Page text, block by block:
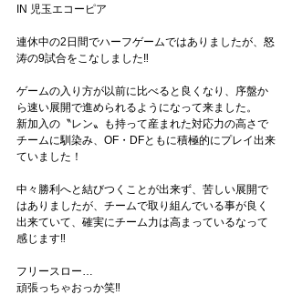
IN 児玉エコーピア
連休中の2日間でハーフゲームではありましたが、怒
涛の9試合をこなしました‼
ゲームの入り方が以前に比べると良くなり、序盤か
ら速い展開で進められるようになって来ました。
新加入の〝レン〟も持って産まれた対応力の高さで
チームに馴染み、OF・DFともに積極的にプレイ出来
ていました！
中々勝利へと結びつくことが出来ず、苦しい展開で
はありましたが、チームで取り組んでいる事が良く
出来ていて、確実にチーム力は高まっているなって
感じます‼
フリースロー…
頑張っちゃおっか笑‼